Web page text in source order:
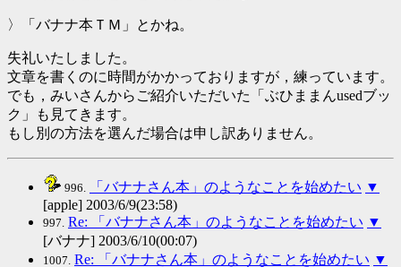
〉「バナナ本ＴＭ」とかね。
失礼いたしました。
文章を書くのに時間がかかっておりますが，練っています。
でも，みいさんからご紹介いただいた「ぶひままんusedブッ
ク」も見てきます。
もし別の方法を選んだ場合は申し訳ありません。
996. 「バナナさん本」のようなことを始めたい ▼
[apple] 2003/6/9(23:58)
997. Re: 「バナナさん本」のようなことを始めたい ▼
[バナナ] 2003/6/10(00:07)
1007. Re: 「バナナさん本」のようなことを始めたい ▼